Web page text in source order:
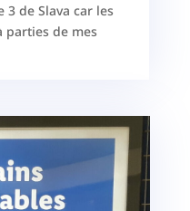
3 de Slava car les
parties de mes